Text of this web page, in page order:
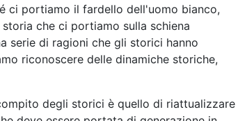
ci portiamo il fardello dell'uomo bianco,
che ci portiamo sulla schiena
serie di ragioni che gli storici hanno
riconoscere delle dinamiche storiche,
degli storici è quello di riattualizzare